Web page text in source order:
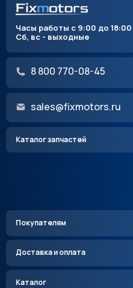
Часы работы с 9:00 до 18:00
Сб, вс - выходные
8 800 770-08-45
sales@fixmotors.ru
Каталог запчастей
Покупателям
Доставка и оплата
Каталог